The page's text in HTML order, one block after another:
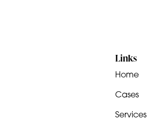
Links
Home
Cases
Services